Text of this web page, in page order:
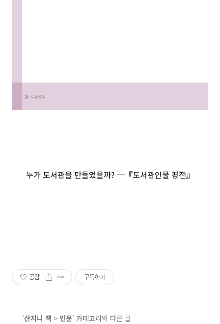
누가 도서관을 만들었을까? ─『도서관인물 평전』
공감 구독하기
'산지니 책 > 인문' 카테고리의 다른 글